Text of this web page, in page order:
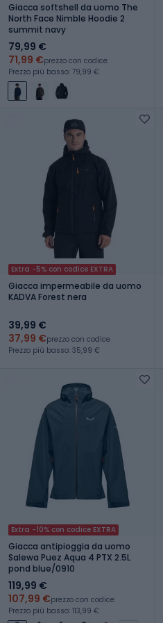
Giacca softshell da uomo The
North Face Nimble Hoodie 2
summit navy
79,99 €
71,99 €prezzo con codice
Prezzo più basso: 79,99 €
Extra -5% con codice EXTRA
Giacca impermeabile da uomo
KADVA Forest nera
39,99 €
37,99 €prezzo con codice
Prezzo più basso: 35,99 €
Extra -10% con codice EXTRA
Giacca antipioggia da uomo
Salewa Puez Aqua 4 PTX 2.5L
pond blue/0910
119,99 €
107,99 €prezzo con codice
Prezzo più basso: 113,99 €